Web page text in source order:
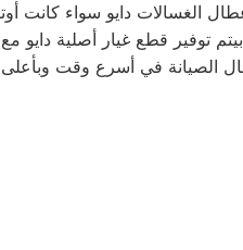
الغسالات دايو سواء كانت
توفير قطع غيار أصلية دايو